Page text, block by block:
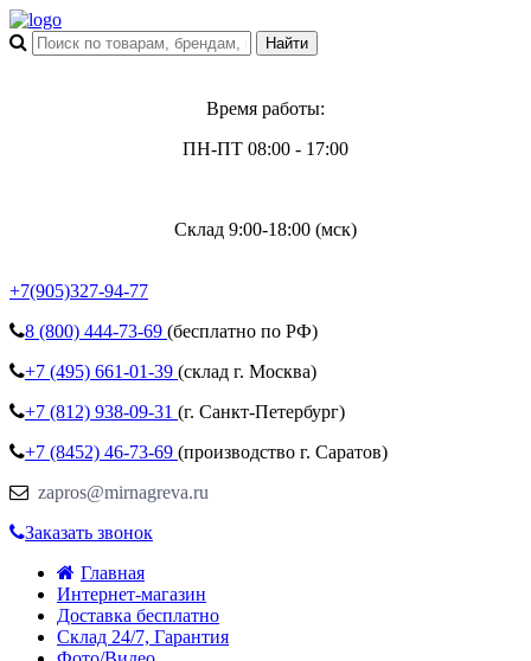
Время работы:
ПН-ПТ 08:00 - 17:00
Склад 9:00-18:00 (мск)
+7(905)327-94-77
8 (800) 444-73-69 (бесплатно по РФ)
+7 (495) 661-01-39 (склад г. Москва)
+7 (812) 938-09-31 (г. Санкт-Петербург)
+7 (8452) 46-73-69 (производство г. Саратов)
zapros@mirnagreva.ru
Заказать звонок
Главная
Интернет-магазин
Доставка бесплатно
Склад 24/7, Гарантия